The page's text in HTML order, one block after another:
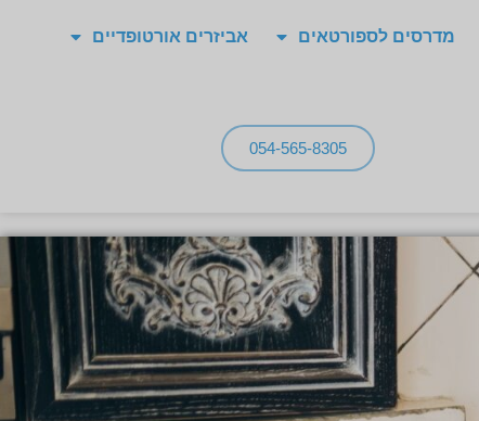
מדרסים לספורטאים
אביזרים אורטופדיים
054-565-8305